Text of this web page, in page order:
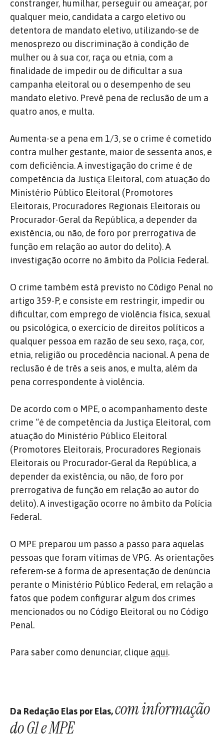
constranger, humilhar, perseguir ou ameaçar, por
qualquer meio, candidata a cargo eletivo ou
detentora de mandato eletivo, utilizando-se de
menosprezo ou discriminação à condição de
mulher ou à sua cor, raça ou etnia, com a
finalidade de impedir ou de dificultar a sua
campanha eleitoral ou o desempenho de seu
mandato eletivo. Prevê pena de reclusão de um a
quatro anos, e multa.
Aumenta-se a pena em 1/3, se o crime é cometido
contra mulher gestante, maior de sessenta anos, e
com deficiência. A investigação do crime é de
competência da Justiça Eleitoral, com atuação do
Ministério Público Eleitoral (Promotores
Eleitorais, Procuradores Regionais Eleitorais ou
Procurador-Geral da República, a depender da
existência, ou não, de foro por prerrogativa de
função em relação ao autor do delito). A
investigação ocorre no âmbito da Polícia Federal.
O crime também está previsto no Código Penal no
artigo 359-P, e consiste em restringir, impedir ou
dificultar, com emprego de violência física, sexual
ou psicológica, o exercício de direitos políticos a
qualquer pessoa em razão de seu sexo, raça, cor,
etnia, religião ou procedência nacional. A pena de
reclusão é de três a seis anos, e multa, além da
pena correspondente à violência.
De acordo com o MPE, o acompanhamento deste
crime “é de competência da Justiça Eleitoral, com
atuação do Ministério Público Eleitoral
(Promotores Eleitorais, Procuradores Regionais
Eleitorais ou Procurador-Geral da República, a
depender da existência, ou não, de foro por
prerrogativa de função em relação ao autor do
delito). A investigação ocorre no âmbito da Polícia
Federal.
O MPE preparou um passo a passo para aquelas
pessoas que foram vítimas de VPG. As orientações
referem-se à forma de apresentação de denúncia
perante o Ministério Público Federal, em relação a
fatos que podem configurar algum dos crimes
mencionados ou no Código Eleitoral ou no Código
Penal.
Para saber como denunciar, clique aqui.
Da Redação Elas por Elas,com informação
do G1 e MPE